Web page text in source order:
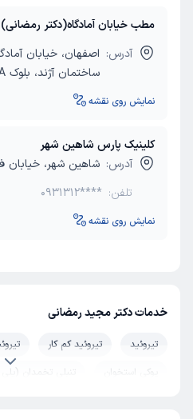
مطب خیابان آمادگاه(دکتر رمضانی)
آدرس: اصفهان، خیابان
ساختمان آژند، بلوک A، طبقه اول
نمایش روی نقشه
کلینیک پارس شاهین شهر
آدرس: شاهین شهر، خیابان
تلفن: 0931312****
نمایش روی نقشه
خدمات دکتر مجید رمضانی
تیروئید تیروئید کم کار
پوکی استخوان
تنبلی تخمدان